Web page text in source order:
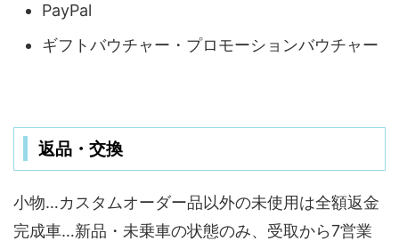
PayPal
ギフトバウチャー・プロモーションバウチャー
返品・交換
小物…カスタムオーダー品以外の未使用は全額返金
完成車…新品・未乗車の状態のみ、受取から7営業